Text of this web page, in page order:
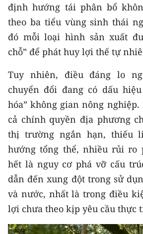
định hướng tái phân bổ
theo ba tiểu vùng sinh thái
đó mỗi loại hình sản xuất
chỗ” để phát huy lợi thế tự
Tuy nhiên, điều đáng lo
chuyển đổi đang có dấu
hóa” không gian nông
cả chính quyền địa phương
thị trường ngắn hạn, thiếu
hướng tổng thể, nhiều rủi ro
hết là nguy cơ phá vỡ cấu
dẫn đến xung đột trong sử
và nước, nhất là trong điều
lợi chưa theo kịp yêu cầu thực